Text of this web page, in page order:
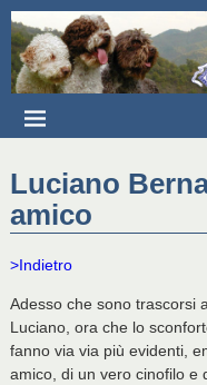
Luciano
amico
>Indietro
Adesso che sono trascorsi
Luciano, ora che lo
fanno via via più evidenti,
amico, di un vero cinofilo e